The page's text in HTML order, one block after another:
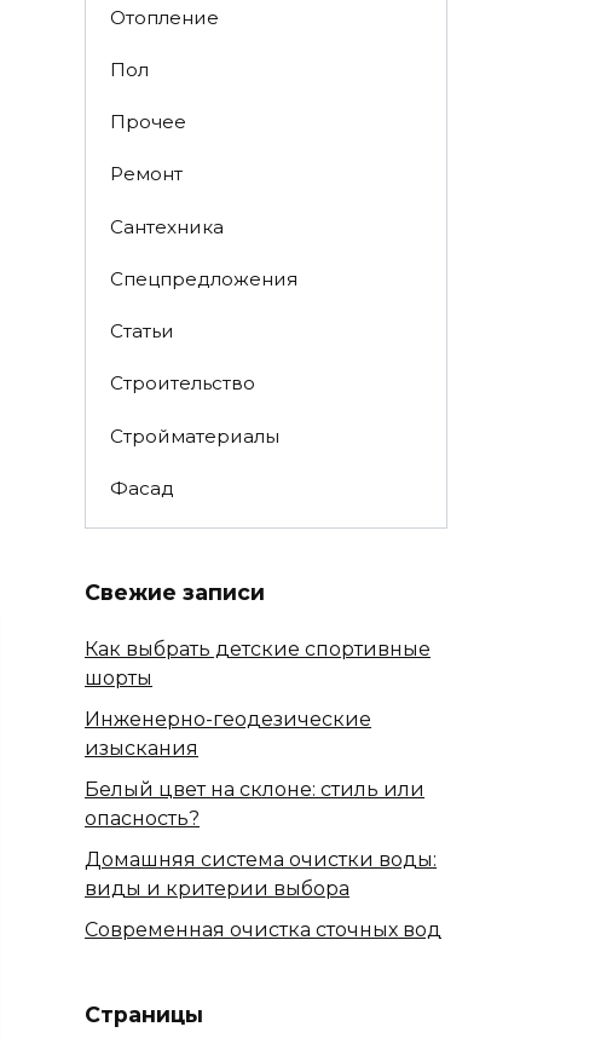
Отопление
Пол
Прочее
Ремонт
Сантехника
Спецпредложения
Статьи
Строительство
Стройматериалы
Фасад
Свежие записи
Как выбрать детские спортивные
шорты
Инженерно-геодезические
изыскания
Белый цвет на склоне: стиль или
опасность?
Домашняя система очистки воды:
виды и критерии выбора
Современная очистка сточных вод
Страницы